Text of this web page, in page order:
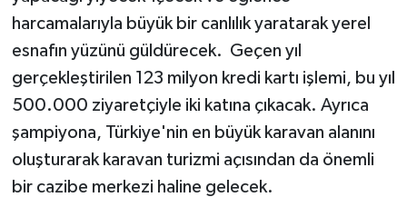
harcamalarıyla büyük bir canlılık yaratarak yerel
esnafın yüzünü güldürecek. Geçen yıl
gerçekleştirilen 123 milyon kredi kartı işlemi, bu yıl
500.000 ziyaretçiyle iki katına çıkacak. Ayrıca
şampiyona, Türkiye'nin en büyük karavan alanını
oluşturarak karavan turizmi açısından da önemli
bir cazibe merkezi haline gelecek.